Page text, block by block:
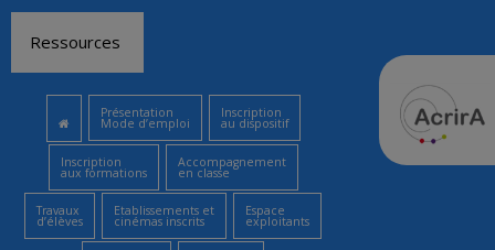
contenu
Ressources
Présentation
Mode d’emploi
Inscription
au dispositif
Inscription
aux formations
Accompagnement
en classe
Travaux
d’élèves
Etablissements et
cinémas inscrits
Espace
exploitants